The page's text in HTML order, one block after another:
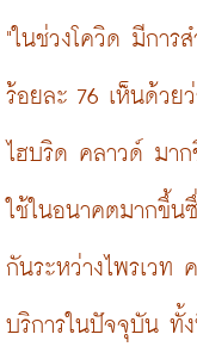
"ในช่วงโควิด มีการ
ร้อยละ 76 เห็นด้วย
ไฮบริด คลาวด์ มา
ใช้ในอนาคตมากขึ้น
กันระหว่างไพรเวท
บริการในปัจจุบัน ทั้